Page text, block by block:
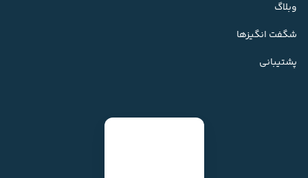
وبلاگ
شگفت انگیزها
پشتیبانی